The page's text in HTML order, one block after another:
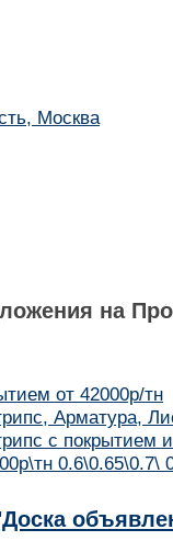
Москва
на
от 42000р/тн
Арматура,
с покрытием
0.6\0.65\0.7\